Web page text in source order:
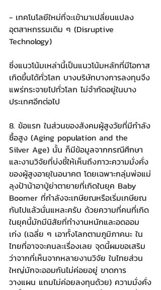
- เทคโนโลยีใหม่ที่จะเข้ามาเปลี่ยนแปลง
อุตสาหกรรมเดิม ๆ (Disruptive
Technology)
ซึ่งแนวโน้มเหล่านี้เป็นแนวโน้มหลักที่มีโอกาส
เกิดขึ้นได้ทั่วโลก บางบริษัทบางการลงทุนจึง
แพร่กระจายไปทั่วโลก ไม่จำกัดอยู่ในบาง
ประเทศอีกต่อไป
8. ข้อแรก ในส่วนของสังคมผู้สูงวัยที่มีกำลัง
ซื้อสูง (Aging population and the
Silver Age) นั้น ก็มีข้อมูลจากกรณีศึกษา
และงานวิจัยที่บ่งชี้ให้เห็นถึงภาวะความมั่งคั่ง
ของผู้สูงอายุในอนาคต โดยเฉพาะกลุ่มพ่อแม่
ลุงป้าน้าอาปู่ย่าตายายที่เกิดในยุค Baby
Boomer ที่กำลังจะเกษียณหรือเริ่มเกษียณ
กันไปแล้วนั่นแหละครับ ด้วยความที่คนที่เกิด
ในยุคนี้มักมีนิสัยที่ทำงานหนักและอดออม
เก่ง (เฉลี่ย ๆ เอาทั้งโลกตามภูมิภาคนะ ใน
ไทยที่อาจจะคนละเรื่องเลย จุดนี้ผมขอเสริม
ว่าจากที่เห็นจากหลายงานวิจัย ในไทยส่วน
ใหญ่มักจะออมกันไม่ค่อยอยู่ ขาดการ
วางแผน แถมไม่ค่อยลงทุนด้วย) ความมั่งคั่ง